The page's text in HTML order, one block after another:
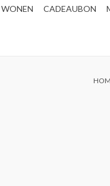
WONEN CADEAUBON